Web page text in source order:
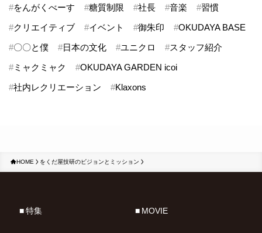
#をんがくべーす #糖質制限 #社長 #音楽 #習慣
#クリエイティブ #イベント #御朱印 #OKUDAYA BASE
#〇〇と僕 #日本の文化 #ユニクロ #スタッフ紹介
#ミャクミャク #OKUDAYA GARDEN icoi
#社内レクリエーション #Klaxons
HOME をくだ屋技研のビジョンとミッション
特集 MOVIE